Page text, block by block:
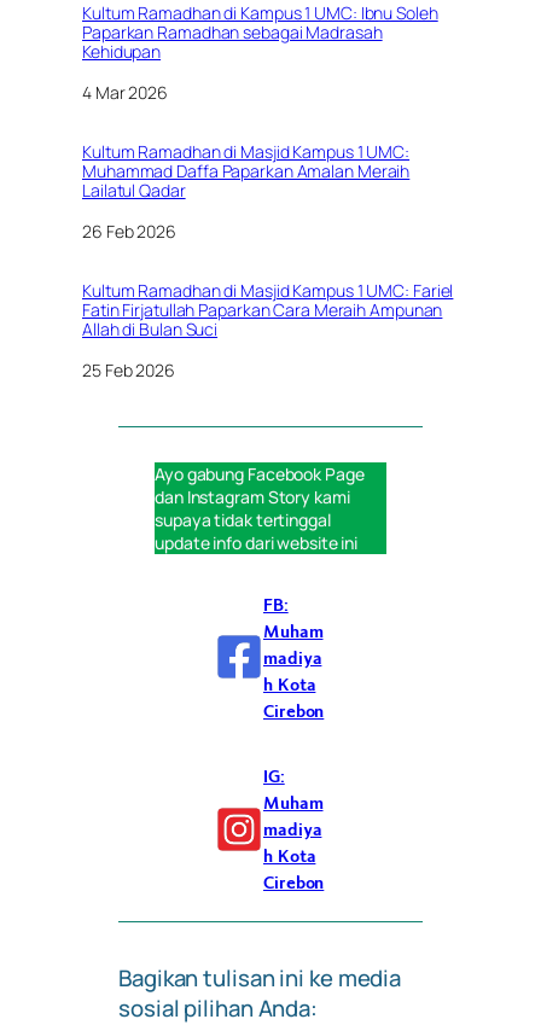
Kultum Ramadhan di Kampus 1 UMC: Ibnu Soleh
Paparkan Ramadhan sebagai Madrasah
Kehidupan
Tanggal
4 Mar 2026
Kultum Ramadhan di Masjid Kampus 1 UMC:
Muhammad Daffa Paparkan Amalan Meraih
Lailatul Qadar
Tanggal
26 Feb 2026
Kultum Ramadhan di Masjid Kampus 1 UMC: Fariel
Fatin Firjatullah Paparkan Cara Meraih Ampunan
Allah di Bulan Suci
Tanggal
25 Feb 2026
Ayo gabung Facebook Page
dan Instagram Story kami
supaya tidak tertinggal
update info dari website ini
FB:
Muham
madiya
h Kota
Cirebon
IG:
Muham
madiya
h Kota
Cirebon
Bagikan tulisan ini ke media
sosial pilihan Anda: